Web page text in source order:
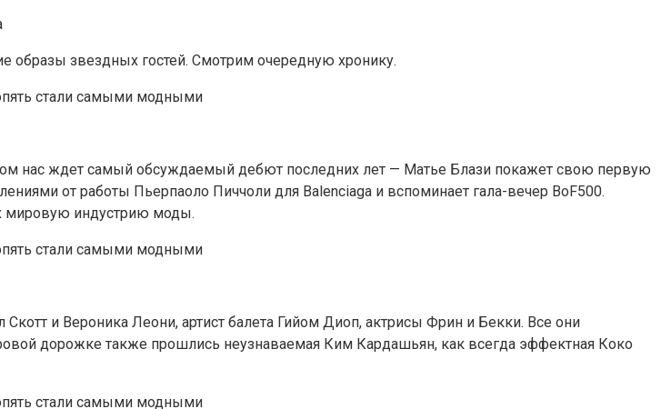
образы звездных гостей. Смотрим очередную хронику.
нас ждет самый обсуждаемый дебют последних лет — Матье Блази покажет свою первую
от работы Пьерпаоло Пиччоли для Balenciaga и вспоминает гала-вечер BoF500.
мировую индустрию моды.
и Вероника Леони, артист балета Гийом Диоп, актрисы Фрин и Бекки. Все они
дорожке также прошлись неузнаваемая Ким Кардашьян, как всегда эффектная Коко